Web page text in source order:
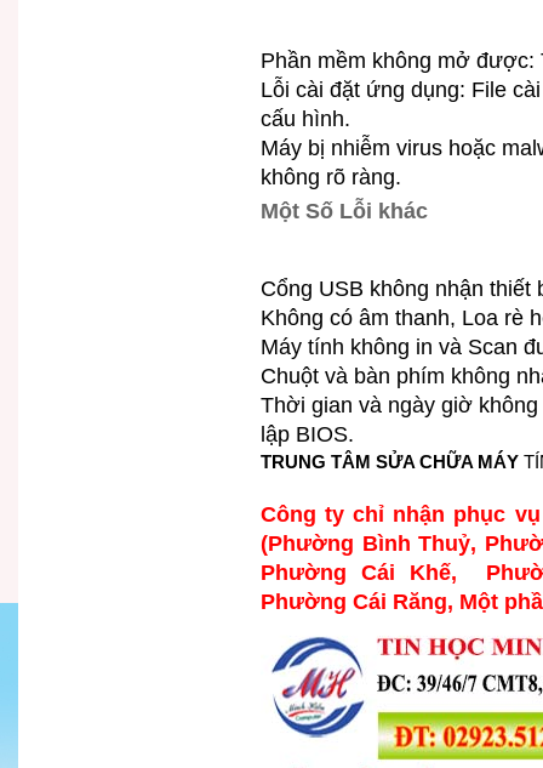
Phần mềm không mở được:
Lỗi cài đặt ứng dụng: File
cấu hình.
Máy bị nhiễm virus hoặc
không rõ ràng.
Một Số Lỗi khác
Cổng USB không nhận thiết
Không có âm thanh, Loa rè
Máy tính không in và Scan
Chuột và bàn phím không
Thời gian và ngày giờ
lập BIOS.
TRUNG TÂM SỬA CHỮA MÁY
Công ty chỉ nhận phục
(Phường Bình Thuỷ,
Phường Cái Khế,
Phường Cái Răng, Một